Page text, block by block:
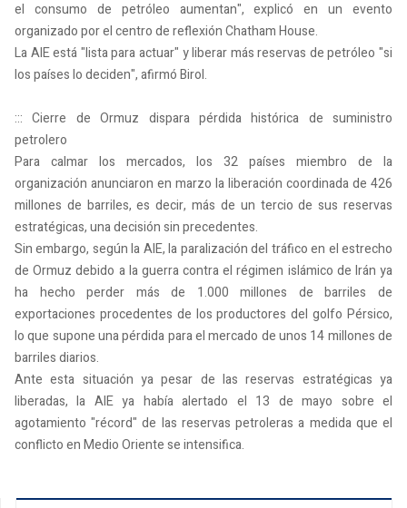
el consumo de petróleo aumentan", explicó en un evento
organizado por el centro de reflexión Chatham House.
La AIE está "lista para actuar" y liberar más reservas de petróleo "si
los países lo deciden", afirmó Birol.
::: Cierre de Ormuz dispara pérdida histórica de suministro
petrolero
Para calmar los mercados, los 32 países miembro de la
organización anunciaron en marzo la liberación coordinada de 426
millones de barriles, es decir, más de un tercio de sus reservas
estratégicas, una decisión sin precedentes.
Sin embargo, según la AIE, la paralización del tráfico en el estrecho
de Ormuz debido a la guerra contra el régimen islámico de Irán ya
ha hecho perder más de 1.000 millones de barriles de
exportaciones procedentes de los productores del golfo Pérsico,
lo que supone una pérdida para el mercado de unos 14 millones de
barriles diarios.
Ante esta situación ya pesar de las reservas estratégicas ya
liberadas, la AIE ya había alertado el 13 de mayo sobre el
agotamiento "récord" de las reservas petroleras a medida que el
conflicto en Medio Oriente se intensifica.